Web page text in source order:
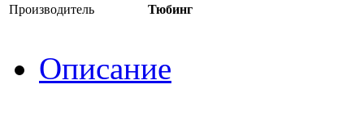
Производитель Тюбинг
Описание